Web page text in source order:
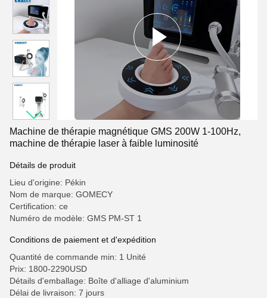
Machine de thérapie magnétique GMS 200W 1-100Hz,
machine de thérapie laser à faible luminosité
Détails de produit
Lieu d'origine: Pékin
Nom de marque: GOMECY
Certification: ce
Numéro de modèle: GMS PM-ST 1
Conditions de paiement et d'expédition
Quantité de commande min: 1 Unité
Prix: 1800-2290USD
Détails d'emballage: Boîte d'alliage d'aluminium
Délai de livraison: 7 jours